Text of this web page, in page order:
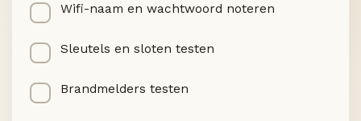
Wifi-naam en wachtwoord noteren
Sleutels en sloten testen
Brandmelders testen